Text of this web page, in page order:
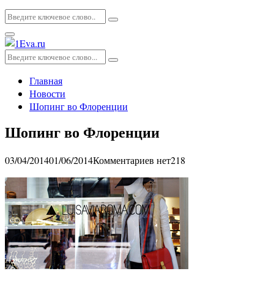
Искать:
Поиск
Основное
меню
Искать:
Поиск
Главная
Новости
Шопинг во Флоренции
Шопинг во Флоренции
03/04/201401/06/2014Комментариев нет218